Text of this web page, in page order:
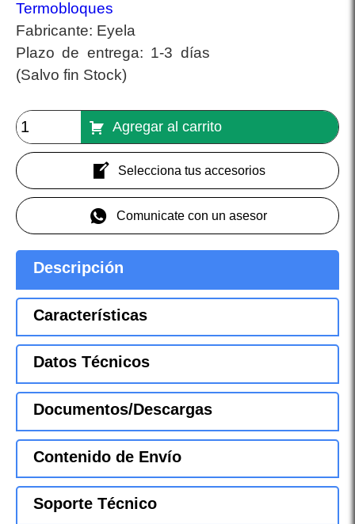
Termobloques
Fabricante: Eyela
Plazo de entrega: 1-3 días
(Salvo fin Stock)
Agregar al carrito
Selecciona tus accesorios
Comunicate con un asesor
Descripción
Características
Datos Técnicos
Documentos/Descargas
Contenido de Envío
Soporte Técnico